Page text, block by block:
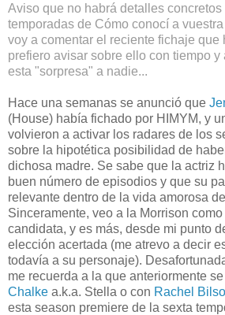
Aviso que no habrá detalles
temporadas de Cómo conocí a
voy a comentar el reciente fichaje que
prefiero avisar sobre ello con tiempo y
esta "sorpresa" a nadie...
Hace una semanas se anunció que
(House) había fichado por HIMYM, y
volvieron a activar los radares de los
sobre la hipotética posibilidad de
dichosa madre. Se sabe que la actriz
buen número de episodios y que su
relevante dentro de la vida amorosa
Sinceramente, veo a la Morrison
candidata, y es más, desde mi punto
elección acertada (me atrevo a decir
todavía a su personaje).
me recuerda a la que anteriormente
Chalke a.k.a. Stella o con Rachel
esta season premiere de la sexta